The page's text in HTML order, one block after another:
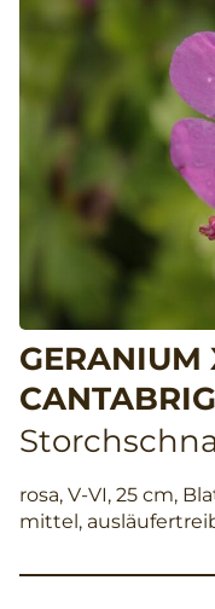
GERANIUM
rosa, V-VI, 25 cm,
mittel,